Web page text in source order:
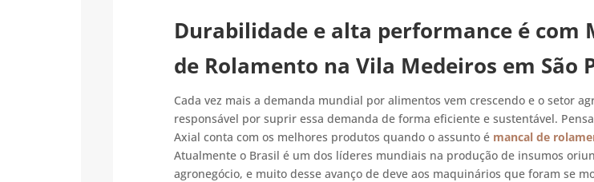
Durabilidade e alta performance é com
de Rolamento na Vila Medeiros em São
Cada vez mais a demanda mundial por alimentos vem crescendo e o setor
responsável por suprir essa demanda de forma eficiente e sustentável.
Axial conta com os melhores produtos quando o assunto é mancal de
Atualmente o Brasil é um dos líderes mundiais na produção de insumos
agronegócio, e muito desse avanço de deve aos maquinários que foram se